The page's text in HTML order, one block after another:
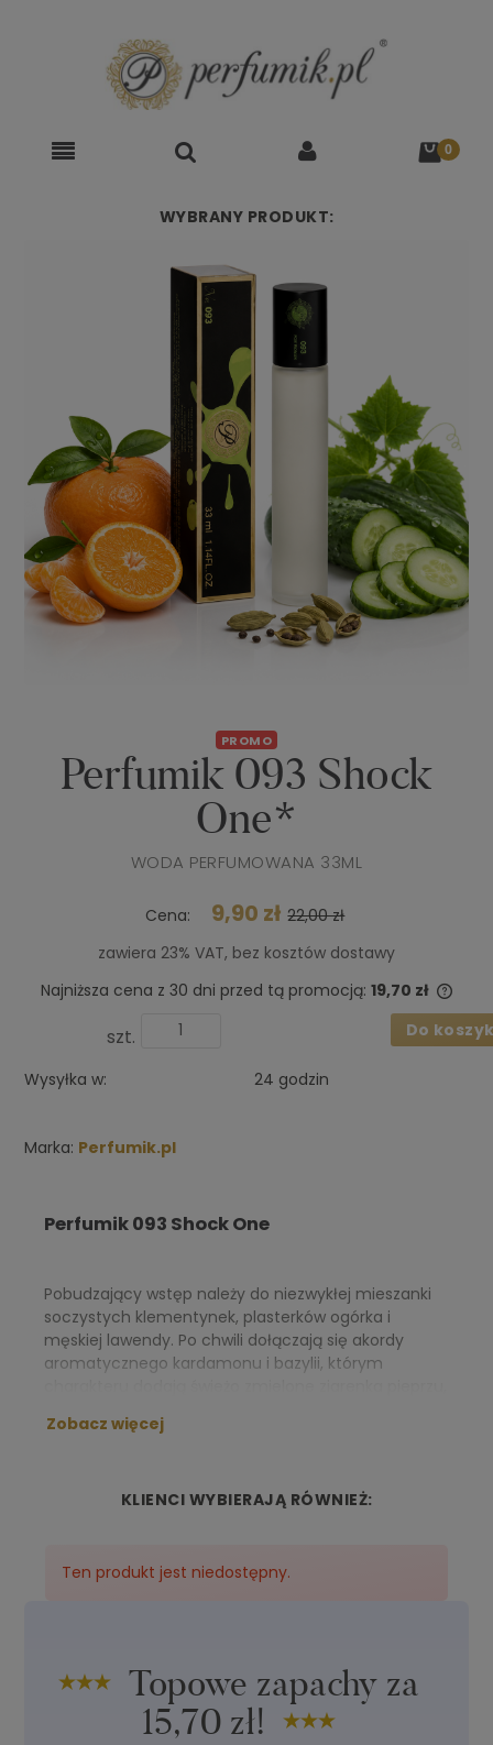
WYBRANY PRODUKT:
PROMO
Perfumik 093 Shock
One*
WODA PERFUMOWANA 33ML
Cena: 9,90 zł 22,00 zł
zawiera 23% VAT, bez kosztów dostawy
Najniższa cena z 30 dni przed tą promocją: 19,70 zł
niż
szt. Do
Wysyłka w: 24 godzin
Marka: Perfumik.pl
Perfumik 093 Shock One
Pobudzający wstęp należy do niezwykłej mieszanki
soczystych klementynek, plasterków ogórka i
męskiej lawendy. Po chwili dołączają się akordy
aromatycznego kardamonu i bazylii, którym
Nuta serca:bursztyn, drzewo, paczuli, piżmo, tytoń
Zobacz więcej
KLIENCI WYBIERAJĄ RÓWNIEŻ:
Ten produkt jest niedostępny.
Topowe zapachy za
15,70 zł!